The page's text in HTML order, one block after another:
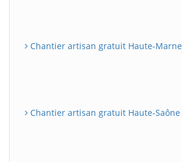
Chantier artisan gratuit Haute-Marne
Chantier artisan gratuit Haute-Saône